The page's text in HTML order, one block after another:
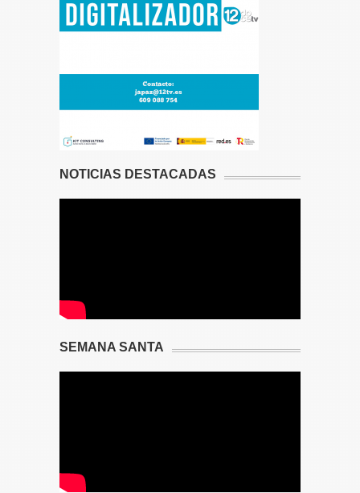
NOTICIAS DESTACADAS
SEMANA SANTA